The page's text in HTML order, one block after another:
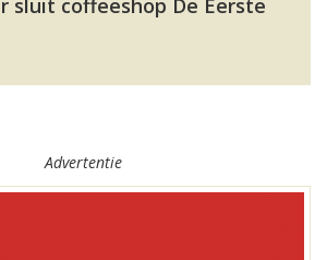
sluit coffeeshop De Eerste
Advertentie